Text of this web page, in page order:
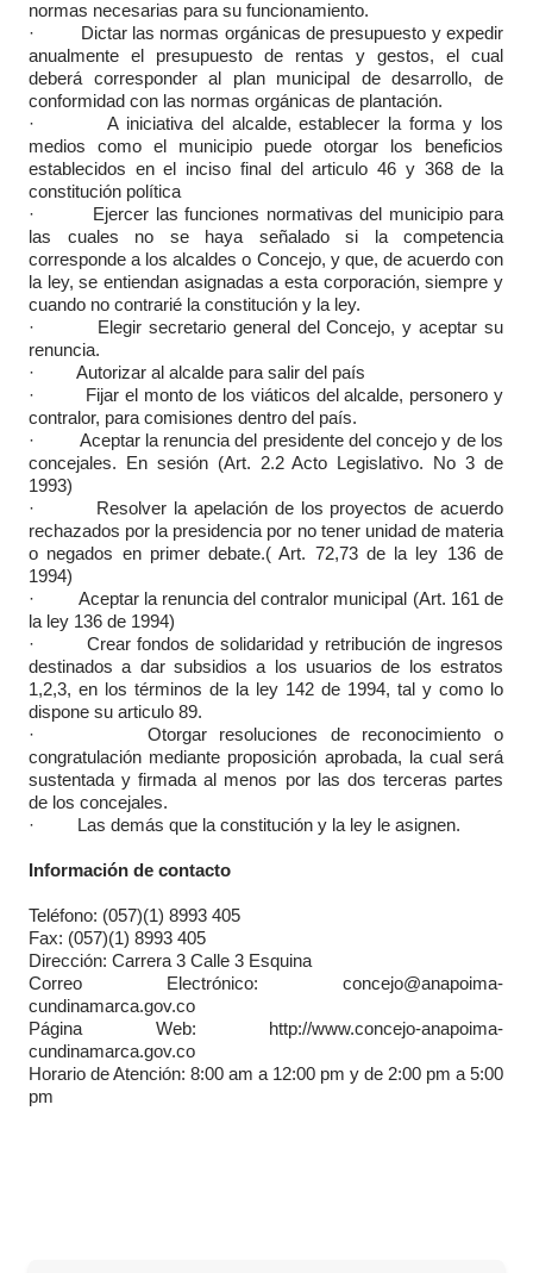
normas necesarias para su funcionamiento.
· Dictar las normas orgánicas de presupuesto y expedir
anualmente el presupuesto de rentas y gestos, el cual
deberá corresponder al plan municipal de desarrollo, de
conformidad con las normas orgánicas de plantación.
· A iniciativa del alcalde, establecer la forma y los
medios como el municipio puede otorgar los beneficios
establecidos en el inciso final del articulo 46 y 368 de la
constitución política
· Ejercer las funciones normativas del municipio para
las cuales no se haya señalado si la competencia
corresponde a los alcaldes o Concejo, y que, de acuerdo con
la ley, se entiendan asignadas a esta corporación, siempre y
cuando no contrarié la constitución y la ley.
· Elegir secretario general del Concejo, y aceptar su
renuncia.
· Autorizar al alcalde para salir del país
· Fijar el monto de los viáticos del alcalde, personero y
contralor, para comisiones dentro del país.
· Aceptar la renuncia del presidente del concejo y de los
concejales. En sesión (Art. 2.2 Acto Legislativo. No 3 de
1993)
· Resolver la apelación de los proyectos de acuerdo
rechazados por la presidencia por no tener unidad de materia
o negados en primer debate.( Art. 72,73 de la ley 136 de
1994)
· Aceptar la renuncia del contralor municipal (Art. 161 de
la ley 136 de 1994)
· Crear fondos de solidaridad y retribución de ingresos
destinados a dar subsidios a los usuarios de los estratos
1,2,3, en los términos de la ley 142 de 1994, tal y como lo
dispone su articulo 89.
· Otorgar resoluciones de reconocimiento o
congratulación mediante proposición aprobada, la cual será
sustentada y firmada al menos por las dos terceras partes
de los concejales.
· Las demás que la constitución y la ley le asignen.
Información de contacto
Teléfono: (057)(1) 8993 405
Fax: (057)(1) 8993 405
Dirección: Carrera 3 Calle 3 Esquina
Correo Electrónico: concejo@anapoima-
cundinamarca.gov.co
Página Web: http://www.concejo-anapoima-
cundinamarca.gov.co
Horario de Atención: 8:00 am a 12:00 pm y de 2:00 pm a 5:00
pm